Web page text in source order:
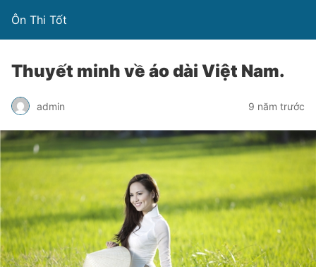
Ôn Thi Tốt
Thuyết minh về áo dài Việt Nam.
admin 9 năm trước